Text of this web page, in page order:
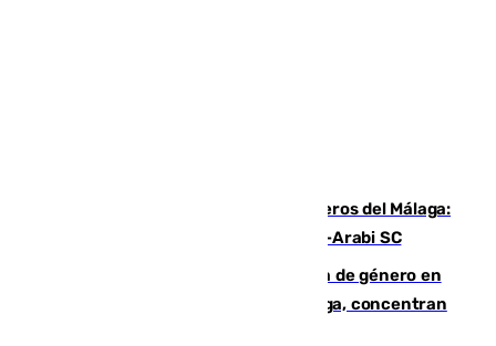
Ya se han estrenado los tres delanteros del Málaga:
Eneko Jauregui, bigoleador contra el Al-Arabi SC
35 mujeres asesinadas por violencia de género en
España en este 2026: Andalucía y Málaga, concentran